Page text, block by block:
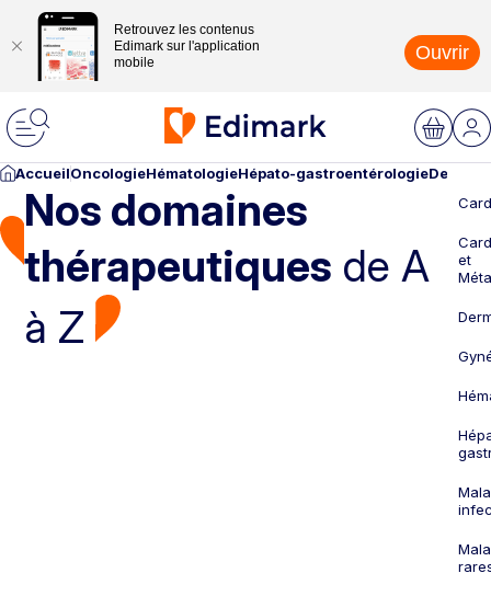
Retrouvez les contenus
Edimark sur l'application
mobile
Ouvrir
AccueilOncologieHématologieHépato-gastroentérologie
Nos domaines
thérapeutiques de A
à Z
et